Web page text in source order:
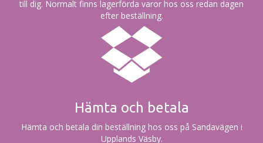
till dig. Normalt finns lagerförda varor hos oss redan dagen
efter beställning.
Hämta och betala
Hämta och betala din beställning hos oss på Sandavägen i
Upplands Väsby.